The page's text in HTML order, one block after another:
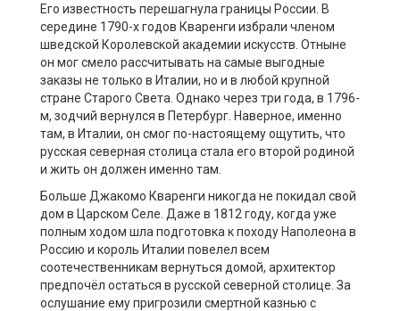
Его известность перешагнула границы России. В
середине 1790-х годов Кваренги избрали членом
шведской Королевской академии искусств. Отныне
он мог смело рассчитывать на самые выгодные
заказы не только в Италии, но и в любой крупной
стране Старого Света. Однако через три года, в 1796-
м, зодчий вернулся в Петербург. Наверное, именно
там, в Италии, он смог по-настоящему ощутить, что
русская северная столица стала его второй родиной
и жить он должен именно там.
Больше Джакомо Кваренги никогда не покидал свой
дом в Царском Селе. Даже в 1812 году, когда уже
полным ходом шла подготовка к походу Наполеона в
Россию и король Италии повелел всем
соотечественникам вернуться домой, архитектор
предпочёл остаться в русской северной столице. За
ослушание ему пригрозили смертной казнью с